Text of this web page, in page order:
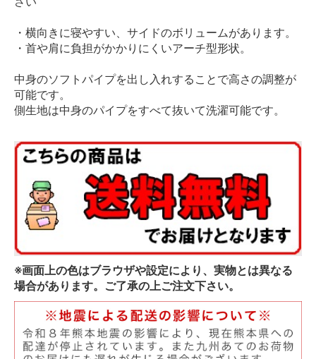
・横向きに寝やすい、サイドのボリュームがあります。
・首や肩に負担がかかりにくいアーチ型形状。
中身のソフトパイプを出し入れすることで高さの調整が
可能です。
側生地は中身のパイプをすべて抜いて洗濯可能です。
※画面上の色はブラウザや設定により、実物とは異なる
場合があります。ご了承の上ご注文下さい。